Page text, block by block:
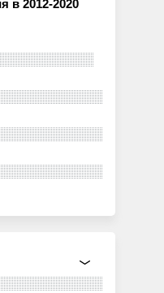
в 2012-2020